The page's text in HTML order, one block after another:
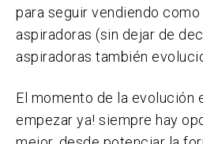
para seguir vendiendo
aspiradoras (sin dejar de
aspiradoras también
El momento de la evolución
empezar ya! siempre hay